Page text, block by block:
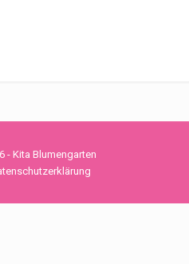
- Kita Blumengarten